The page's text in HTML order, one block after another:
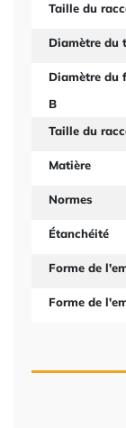
Taille du
Diamètre du
Diamètre du
B
Taille du
Matière
Normes
Étanchéité
Forme de
Forme de